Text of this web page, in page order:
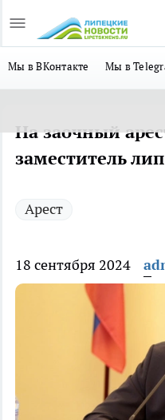
Мы в ВКонтакте Мы в
На заочный
заместитель
Арест
18 сентября 2024